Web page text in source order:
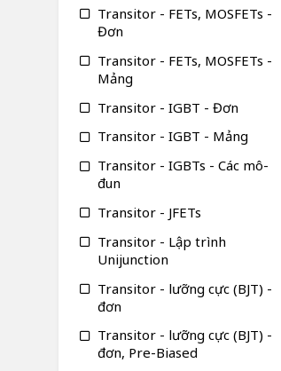
Transitor - FETs, MOSFETs -
Đơn
Transitor - FETs, MOSFETs -
Mảng
Transitor - IGBT - Đơn
Transitor - IGBT - Mảng
Transitor - IGBTs - Các mô-
đun
Transitor - JFETs
Transitor - Lập trình
Unijunction
Transitor - lưỡng cực (BJT) -
đơn
Transitor - lưỡng cực (BJT) -
đơn, Pre-Biased